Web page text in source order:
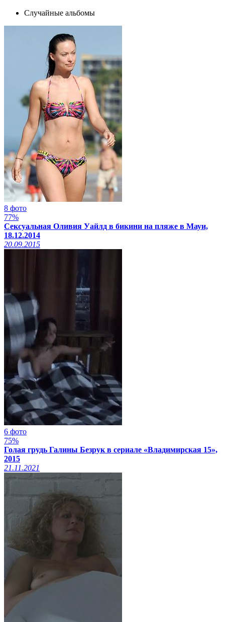
Случайные альбомы
8 фото
77%
Сексуальная Оливия Уайлд в бикини на пляже в Мауи,
18.12.2014
20.09.2015
6 фото
75%
Голая грудь Галины Безрук в сериале «Владимирская 15»,
2015
21.11.2021